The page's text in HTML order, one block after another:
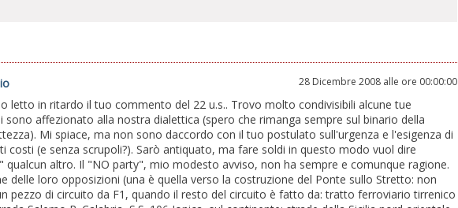
28 Dicembre 2008 alle ore 00:00:00
letto in ritardo il tuo commento del 22 u.s.. Trovo molto condivisibili alcune tue
sono affezionato alla nostra dialettica (spero che rimanga sempre sul binario della
Mi spiace, ma non sono daccordo con il tuo postulato sull'urgenza e l'esigenza di
costi (e senza scrupoli?). Sarò antiquato, ma fare soldi in questo modo vuol dire
qualcun altro. Il "NO party", mio modesto avviso, non ha sempre e comunque ragione.
delle loro opposizioni (una è quella verso la costruzione del Ponte sullo Stretto: non
pezzo di circuito da F1, quando il resto del circuito è fatto da: tratto ferroviario tirrenico